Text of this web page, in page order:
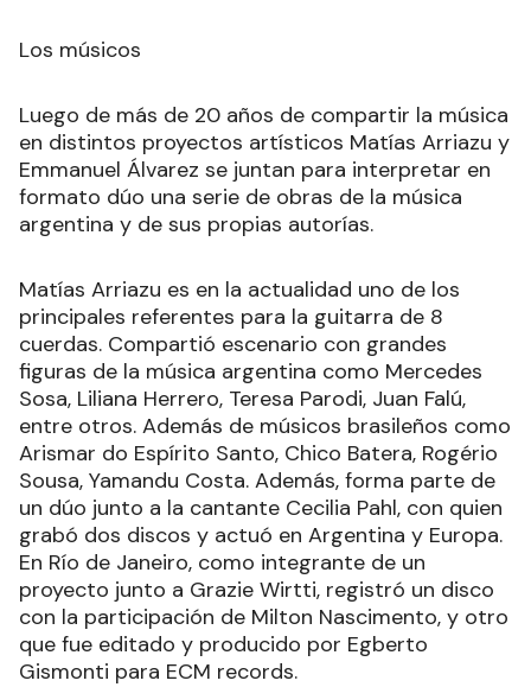
Los músicos
Luego de más de 20 años de compartir la música
en distintos proyectos artísticos Matías Arriazu y
Emmanuel Álvarez se juntan para interpretar en
formato dúo una serie de obras de la música
argentina y de sus propias autorías.
Matías Arriazu es en la actualidad uno de los
principales referentes para la guitarra de 8
cuerdas. Compartió escenario con grandes
figuras de la música argentina como Mercedes
Sosa, Liliana Herrero, Teresa Parodi, Juan Falú,
entre otros. Además de músicos brasileños como
Arismar do Espírito Santo, Chico Batera, Rogério
Sousa, Yamandu Costa. Además, forma parte de
un dúo junto a la cantante Cecilia Pahl, con quien
grabó dos discos y actuó en Argentina y Europa.
En Río de Janeiro, como integrante de un
proyecto junto a Grazie Wirtti, registró un disco
con la participación de Milton Nascimento, y otro
que fue editado y producido por Egberto
Gismonti para ECM records.